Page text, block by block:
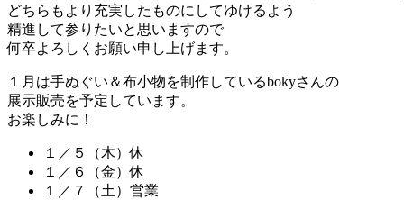
どちらもより充実したものにしてゆけるよう
精進して参りたいと思いますので
何卒よろしくお願い申し上げます。
１月は手ぬぐい＆布小物を制作しているbokyさんの
展示販売を予定しています。
お楽しみに！
１／５（木）休
１／６（金）休
１／７（土）営業